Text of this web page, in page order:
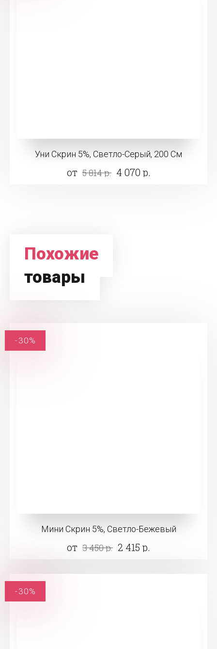
Уни Скрин 5%, Светло-Серый, 200 См
от 5 814 р. 4 070 р.
Похожие
товары
Мини Скрин 5%, Светло-Бежевый
от 3 450 р. 2 415 р.
-30%
-30%